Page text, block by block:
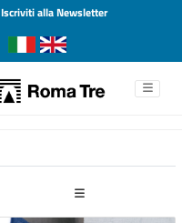
Iscriviti alla Newsletter